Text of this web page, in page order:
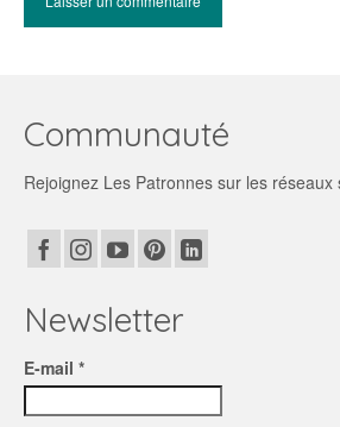
Communauté
Rejoignez Les Patronnes sur les réseaux
Newsletter
E-mail *